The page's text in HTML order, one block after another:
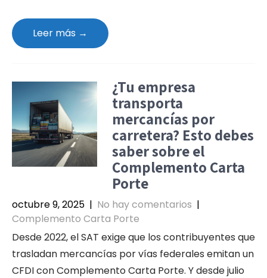
Leer más →
¿Tu empresa
transporta
mercancías por
carretera? Esto debes
saber sobre el
Complemento Carta
Porte
octubre 9, 2025 | No hay comentarios |
Complemento Carta Porte
Desde 2022, el SAT exige que los contribuyentes que
trasladan mercancías por vías federales emitan un
CFDI con Complemento Carta Porte. Y desde julio